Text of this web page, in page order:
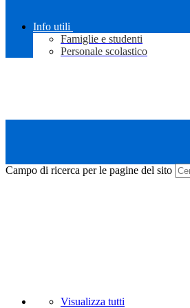
Info utili
Famiglie e studenti
Personale scolastico
Campo di ricerca per le pagine del sito
Visualizza tutti